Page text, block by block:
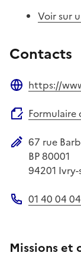
Voir sur
Contacts
https://
Adresse postale
67 rue
BP 80001
94201 Ivry-
01 40 04
Missions et